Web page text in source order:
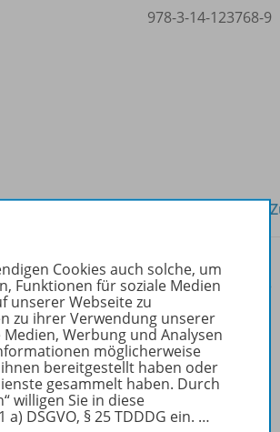
978-3-14-123768-9
und
Kundengruppen
978-3-14-123786-3
Cookies auch solche, um
Funktionen für soziale Medien
unserer Webseite zu
zu ihrer Verwendung unserer
Werbung und Analysen
möglicherweise
bereitgestellt haben oder
gesammelt haben. Durch
willigen Sie in diese
DSGVO, § 25 TDDDG ein. …